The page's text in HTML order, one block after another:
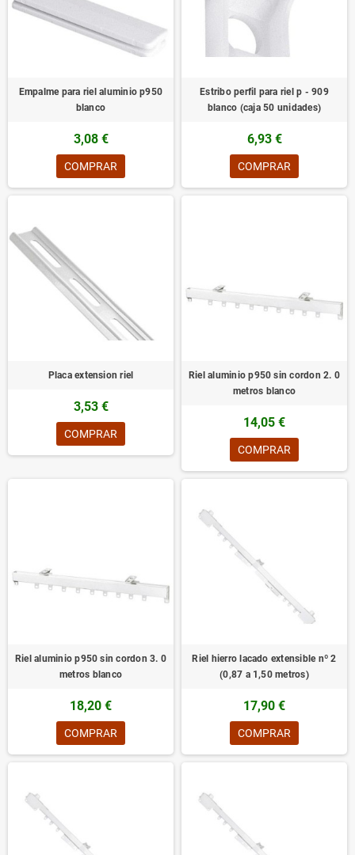
Empalme para riel aluminio p950
blanco
3,08 €
COMPRAR
Estribo perfil para riel p - 909
blanco (caja 50 unidades)
6,93 €
COMPRAR
Placa extension riel
3,53 €
COMPRAR
Riel aluminio p950 sin cordon 2. 0
metros blanco
14,05 €
COMPRAR
Riel aluminio p950 sin cordon 3. 0
metros blanco
18,20 €
COMPRAR
Riel hierro lacado extensible nº 2
(0,87 a 1,50 metros)
17,90 €
COMPRAR